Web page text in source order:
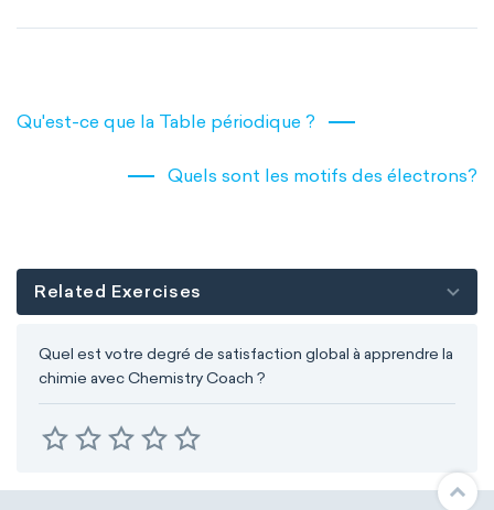
Qu'est-ce que la Table périodique ?
Quels sont les motifs des électrons?
Related Exercises
Quel est votre degré de satisfaction global à apprendre la
chimie avec Chemistry Coach ?